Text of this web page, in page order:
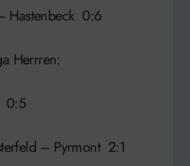
Hastenbeck 0:6
Herrren:
0:5
– Pyrmont 2:1